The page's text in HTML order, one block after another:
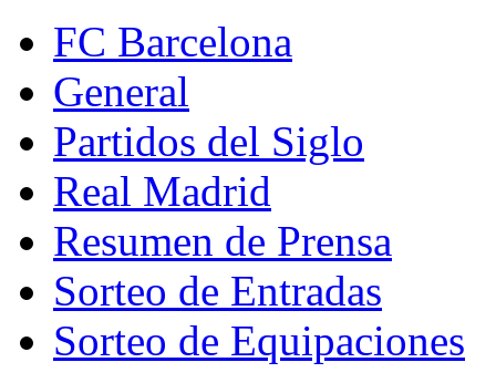
FC Barcelona
General
Partidos del Siglo
Real Madrid
Resumen de Prensa
Sorteo de Entradas
Sorteo de Equipaciones